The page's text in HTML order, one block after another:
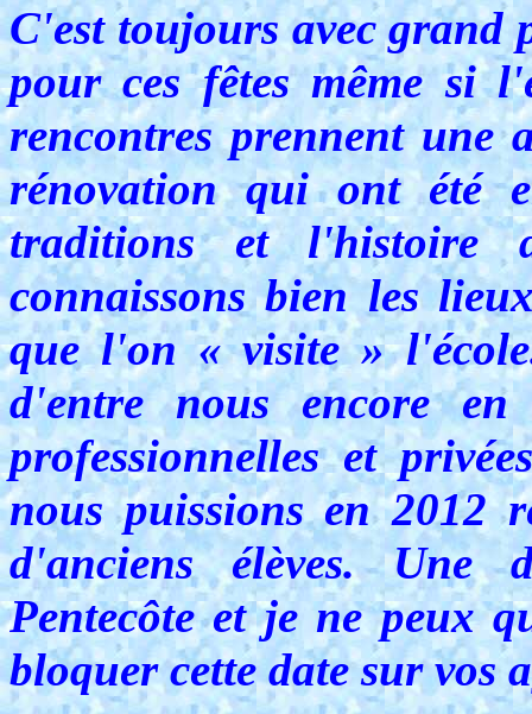
C'est toujours avec grand
pour ces fêtes même si
rencontres prennent une
rénovation qui ont été
traditions et l'histoire
connaissons bien les
que l'on « visite »
d'entre nous encore
professionnelles et
nous puissions en 2012
d'anciens élèves. Une
Pentecôte et je ne peux
bloquer cette date sur vos